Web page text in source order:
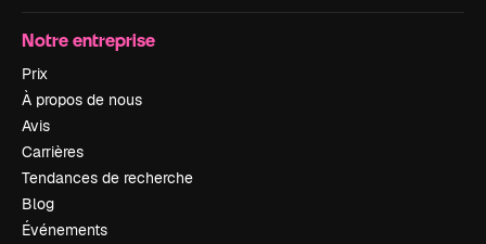
Notre entreprise
Prix
À propos de nous
Avis
Carrières
Tendances de recherche
Blog
Événements